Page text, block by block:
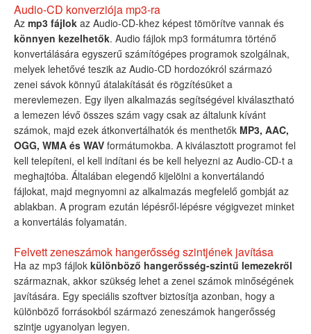
Audio-CD konverziója mp3-ra
Az mp3 fájlok az Audio-CD-khez képest tömörítve vannak és
könnyen kezelhetők. Audio fájlok mp3 formátumra történő
konvertálására egyszerű számítógépes programok szolgálnak,
melyek lehetővé teszik az Audio-CD hordozókról származó
zenei sávok könnyű átalakítását és rögzítésüket a
merevlemezen. Egy ilyen alkalmazás segítségével kiválasztható
a lemezen lévő összes szám vagy csak az általunk kívánt
számok, majd ezek átkonvertálhatók és menthetők MP3, AAC,
OGG, WMA és WAV formátumokba. A kiválasztott programot fel
kell telepíteni, el kell indítani és be kell helyezni az Audio-CD-t a
meghajtóba. Általában elegendő kijelölni a konvertálandó
fájlokat, majd megnyomni az alkalmazás megfelelő gombját az
ablakban. A program ezután lépésről-lépésre végigvezet minket
a konvertálás folyamatán.
Felvett zeneszámok hangerősség szintjének javítása
Ha az mp3 fájlok különböző hangerősség-szintű lemezekről
származnak, akkor szükség lehet a zenei számok minőségének
javítására. Egy speciális szoftver biztosítja azonban, hogy a
különböző forrásokból származó zeneszámok hangerősség
szintje ugyanolyan legyen.